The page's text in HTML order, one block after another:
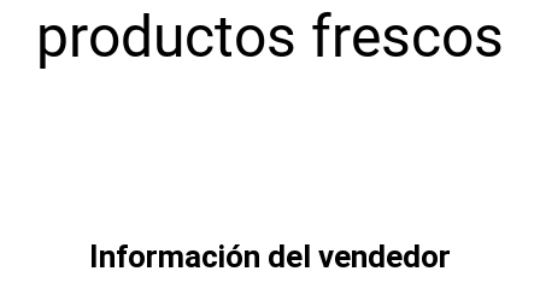
productos frescos
Información del vendedor